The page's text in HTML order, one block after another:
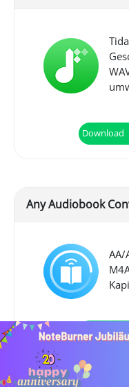
Download
Any Audiobook
AA/
Download